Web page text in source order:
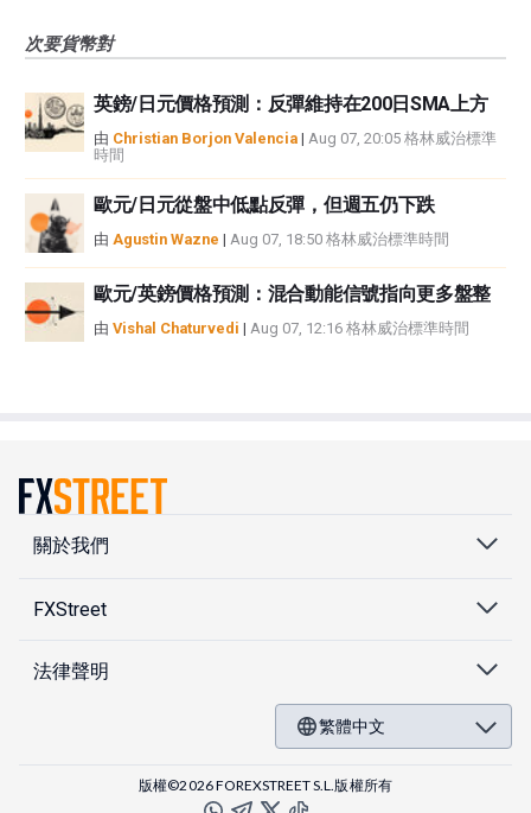
次要貨幣對
英鎊/日元價格預測：反彈維持在200日SMA上方
由 Christian Borjon Valencia | Aug 07, 20:05 格林威治標準
時間
歐元/日元從盤中低點反彈，但週五仍下跌
由 Agustin Wazne | Aug 07, 18:50 格林威治標準時間
歐元/英鎊價格預測：混合動能信號指向更多盤整
由 Vishal Chaturvedi | Aug 07, 12:16 格林威治標準時間
關於我們
FXStreet
法律聲明
繁體中文
版權©2026 FOREXSTREET S.L.版權所有